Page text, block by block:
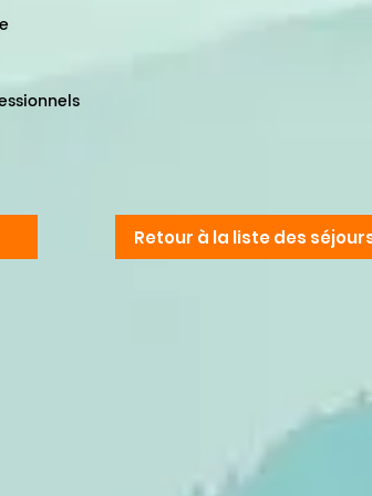
Retour à la liste des